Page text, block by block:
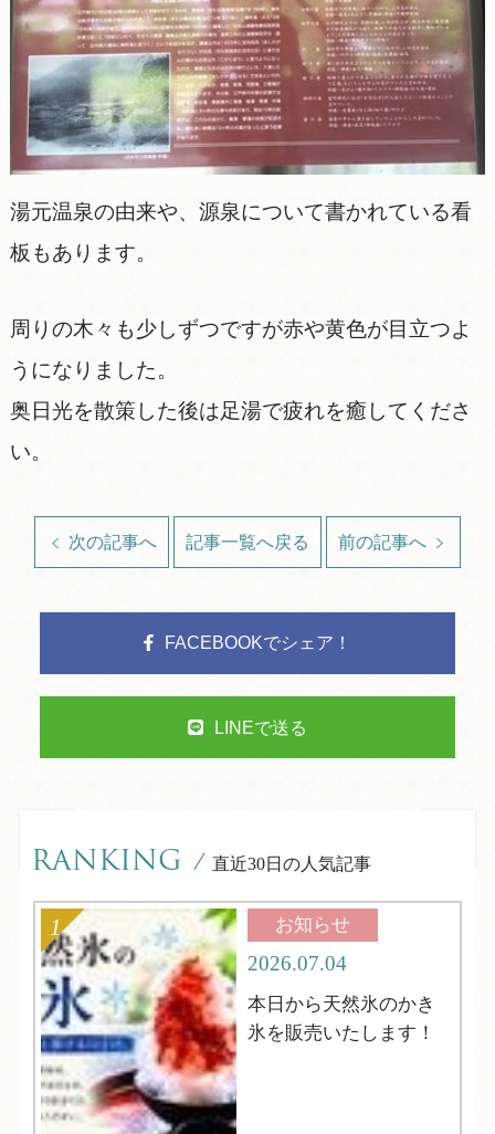
湯元温泉の由来や、源泉について書かれている看
板もあります。
周りの木々も少しずつですが赤や黄色が目立つよ
うになりました。
奥日光を散策した後は足湯で疲れを癒してくださ
い。
次の記事へ 記事一覧へ戻る 前の記事へ
FACEBOOKでシェア！
LINEで送る
RANKING / 直近30日の人気記事
お知らせ
2026.07.04
本日から天然氷のかき
氷を販売いたします！